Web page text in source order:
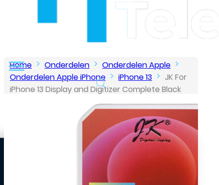
B2B Portaal
Klantenservice
Neem contact op
Veelgestelde vragen
Home Onderdelen
Onderdelen Apple
Onderdelen Apple iPhone
iPhone 13
JK For
iPhone 13 Display and Digitizer Complete Black